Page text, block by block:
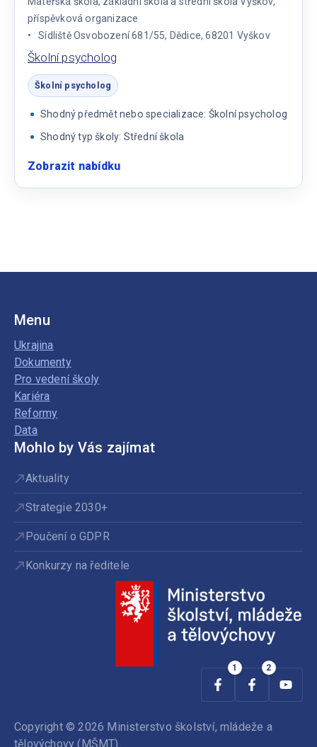
příspěvková organizace
Sídliště Osvobození 681/55, Dědice, 68201 Vyškov
Školní psycholog
Školní psycholog
Shodný předmět nebo specializace: Školní psycholog
Shodný typ školy: Střední škola
Zobrazit nabídku:
Menu
Ukrajina
Dokumenty
Pro vedení školy
Kariéra
Reformy
Data
Mohlo by Vás zajímat
Aktuality
Strategie 2030+
Poučení o GDPR
Konkurzy na ředitele
Copyright © 2026 Ministerstvo školství, mládeže a
tělovýchovy (MŠMT).